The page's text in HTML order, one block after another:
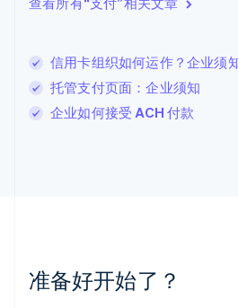
信用卡组织如何运作？企业须
托管支付页面：企业须知
企业如何接受 ACH 付款
准备好开始了？
English
卢森堡
罗马尼亚
English
挪威